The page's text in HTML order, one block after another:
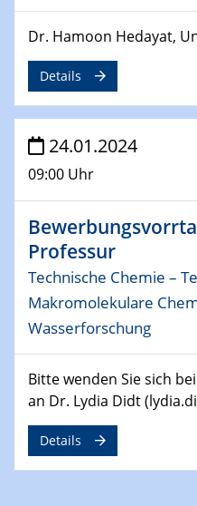
Brennstoffzellen
15.04.2024
Online Workshop
Ben Gurion University
25.04.2024
CENIDE & WIN
29.04.2024
MAT4HY․NRW
Symposium
SFB 1242 Kolloquium
"Integrated Quantum Dot
07.05.2024
SFB/TRR 270
Mikrostruktur-Design in
Dr. Hamoon Hedayat,
Details
24.01.2024
09:00 Uhr
Professur
Technische Chemie –
Makromolekulare
Wasserforschung
Bitte wenden Sie sich
an Dr. Lydia Didt
Details